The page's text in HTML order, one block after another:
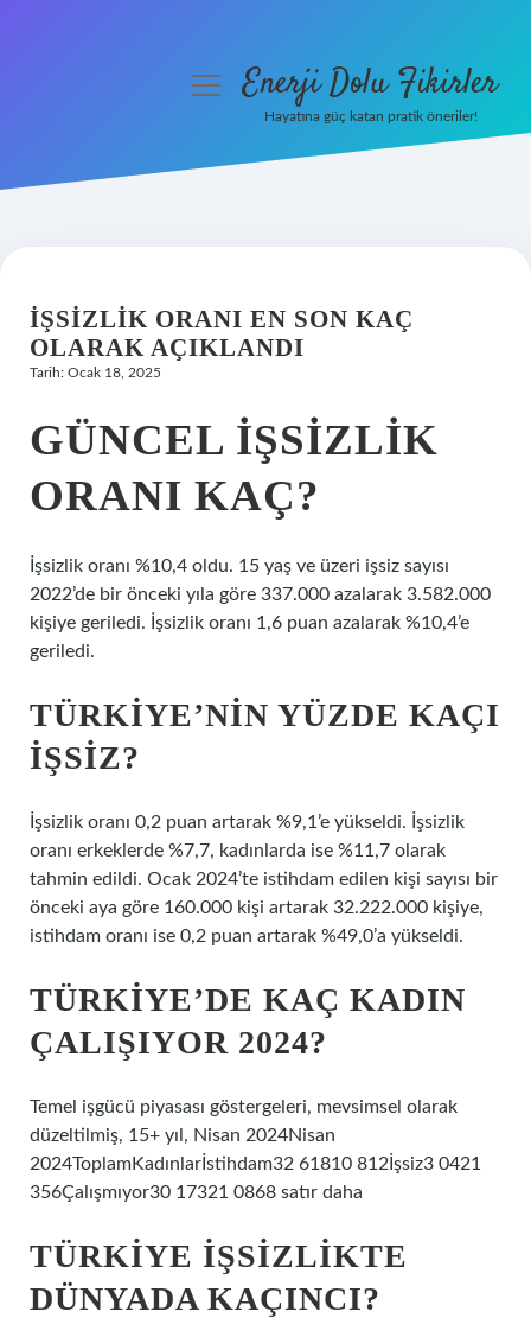
Hakkımızda
menüyüEnerji Dolu Fikirler
Hayatına güç katan pratik öneriler!
İŞSIZLIK ORANI EN SON KAÇ
OLARAK AÇIKLANDI
Tarih: Ocak 18, 2025
GÜNCEL IŞSIZLIK
ORANI KAÇ?
İşsizlik oranı %10,4 oldu. 15 yaş ve üzeri işsiz sayısı
2022’de bir önceki yıla göre 337.000 azalarak 3.582.000
kişiye geriledi. İşsizlik oranı 1,6 puan azalarak %10,4’e
geriledi.
TÜRKIYE’NIN YÜZDE KAÇI
IŞSIZ?
İşsizlik oranı 0,2 puan artarak %9,1’e yükseldi. İşsizlik
oranı erkeklerde %7,7, kadınlarda ise %11,7 olarak
tahmin edildi. Ocak 2024’te istihdam edilen kişi sayısı bir
önceki aya göre 160.000 kişi artarak 32.222.000 kişiye,
istihdam oranı ise 0,2 puan artarak %49,0’a yükseldi.
TÜRKIYE’DE KAÇ KADIN
ÇALIŞIYOR 2024?
Temel işgücü piyasası göstergeleri, mevsimsel olarak
düzeltilmiş, 15+ yıl, Nisan 2024Nisan
2024ToplamKadınlarİstihdam32 61810 812İşsiz3 0421
356Çalışmıyor30 17321 0868 satır daha
TÜRKIYE IŞSIZLIKTE
DÜNYADA KAÇINCI?